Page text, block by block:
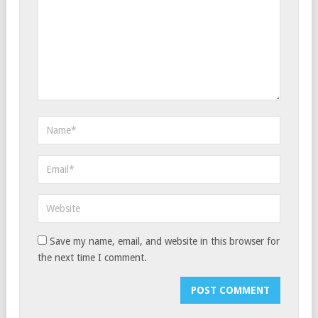
Save my name, email, and website in this browser for
the next time I comment.